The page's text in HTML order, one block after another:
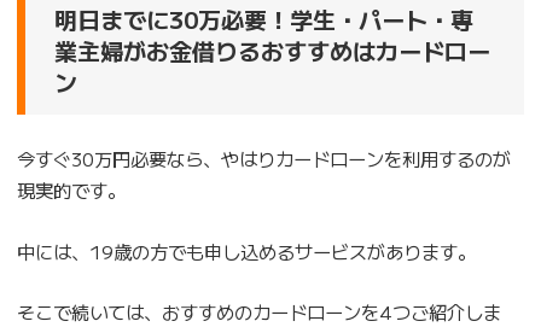
明日までに30万必要！学生・パート・専
業主婦がお金借りるおすすめはカードロー
ン
今すぐ30万円必要なら、やはりカードローンを利用するのが
現実的です。
中には、19歳の方でも申し込めるサービスがあります。
そこで続いては、おすすめのカードローンを4つご紹介しま